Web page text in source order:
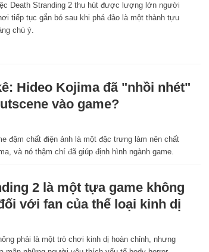
Death Stranding 2 thu hút được lượng lớn người
tiếp tục gắn bó sau khi phá đảo là một thành tựu
chú ý.
Hideo Kojima đã "nhồi nhét"
vào game?
đậm chất điện ảnh là một đặc trưng làm nên chất
và nó thậm chí đã giúp định hình ngành game.
2 là một tựa game không
với fan của thể loại kinh dị
phải là một trò chơi kinh dị hoàn chỉnh, nhưng